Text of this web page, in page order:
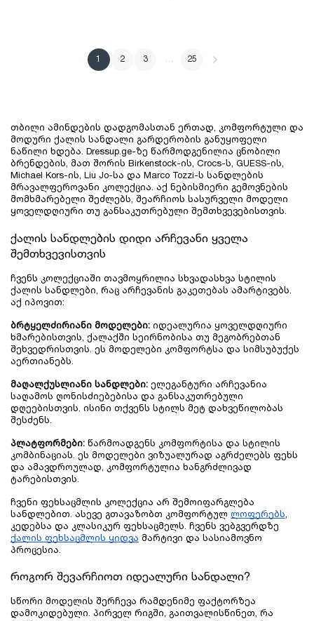
1 2 3 … 25
თბილი ამინდების დადგომასთან ერთად, კომფორტული და
მოდური ქალის სანდალი გარდერობის განუყოფელი
ნაწილი ხდება. Dressup.ge-ზე წარმოდგენილია ცნობილი
ბრენდების, მათ შორის Birkenstock-ის, Crocs-ს, GUESS-ის,
Michael Kors-ის, Liu Jo-სა და Marco Tozzi-ს სანდლების
მრავალფეროვანი კოლექცია. აქ ნებისმიერი გემოვნების
მომხმარებელი შეძლებს, შეარჩიოს სასურველი მოდელი
ყოველდღიური თუ განსაკუთრებული შემთხვევებისთვის.
ქალის სანდლების დიდი არჩევანი ყველა
შემთხვევისთვის
ჩვენს კოლექციაში თავმოყრილია სხვადასხვა სტილის
ქალის სანდლები, რაც არჩევანის გაკეთებას ამარტივებს.
აქ იპოვით:
ბრტყელძირიანი მოდელები: იდეალურია ყოველდღიური
ხმარებისთვის, ქალაქში სეირნობისა თუ მეგობრებთან
შეხვედრისთვის. ეს მოდელები კომფორტსა და სიმსუბუქეს
აერთიანებს.
მაღალქუსლიანი სანდლები: ელეგანტური არჩევანია
საღამოს ღონისძიებებისა და განსაკუთრებული
დღეებისთვის. ისინი თქვენს სტილს მეტ დახვეწილობას
შესძენს.
პლატფორმები: წარმოადგენს კომფორტისა და სტილის
კომბინაციას. ეს მოდელები ვიზუალურად აგრძელებს ფეხს
და ამავდროულად, კომფორტულია ხანგრძლივად
ტარებისთვის.
ჩვენი ფეხსაცმლის კოლექცია არ შემოიფარგლება
სანდლებით. ასევე გთავაზობთ კომფორტულ ლოფერებს,
ქალის ფეხსაცმლის ყიდვა მარტივი და სასიამოვნო
პროცესია.
როგორ შევარჩიოთ იდეალური სანდალი?
სწორი მოდელის შერჩევა რამდენიმე ფაქტორზეა
დამოკიდებული. პირველ რიგში, გაითვალისწინეთ, რა